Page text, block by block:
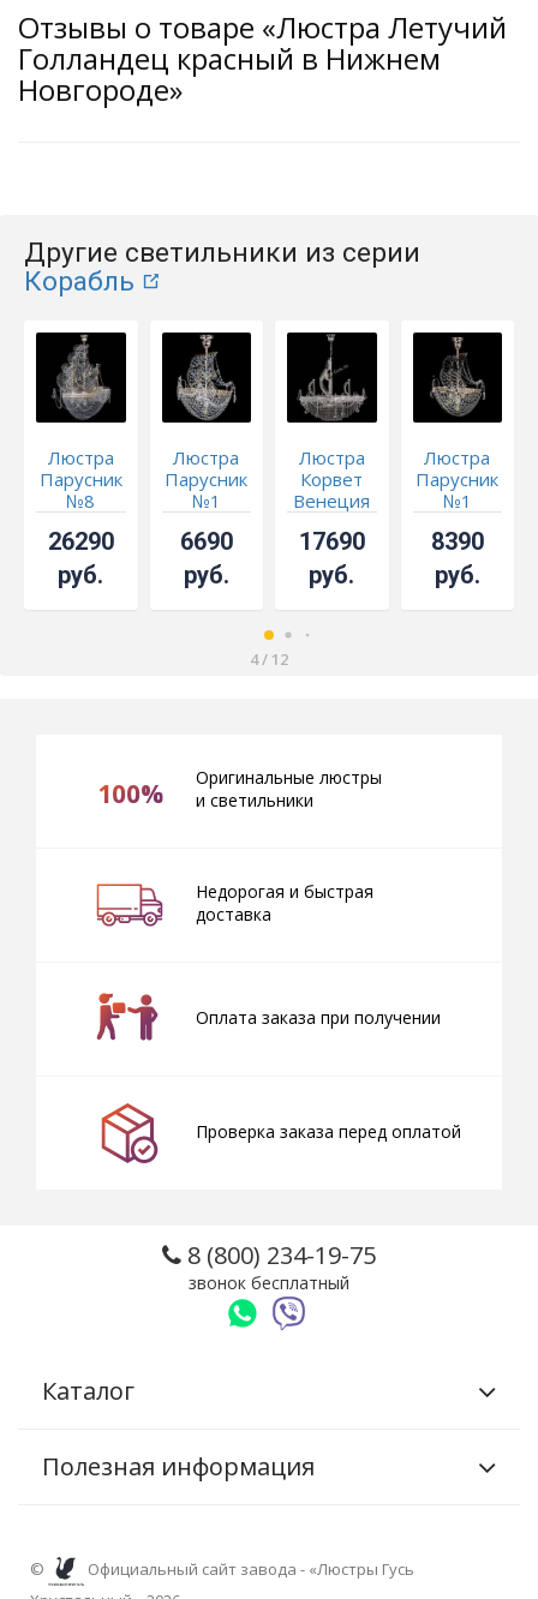
Отзывы о товаре «Люстра Летучий
Голландец красный в Нижнем
Новгороде»
Другие светильники из серии
Корабль
Люстра
Парусник
№8
26290
руб.
Люстра
Парусник
№1
6690
руб.
Люстра
Корвет
Венеция
17690
руб.
Люстра
Парусник
№1
8390
руб.
4/ 12
100%
Оригинальные люстры
и светильники
Недорогая и быстрая
доставка
Оплата заказа при получении
Проверка заказа перед оплатой
8 (800) 234-19-75
звонок бесплатный
Каталог
Полезная информация
©
Официальный сайт завода - «Люстры Гусь